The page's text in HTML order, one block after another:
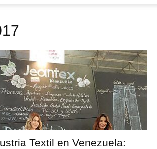
Textil en Venezuela: